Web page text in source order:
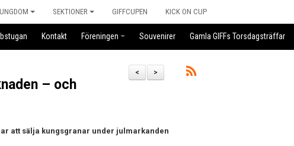
UNGDOM SEKTIONER GIFFCUPEN KICK ON CUP
Kontakt Föreningen Souvenirer Gamla GIFFs Torsdagsträffar
>
<
– och
att sälja kungsgranar under julmarkanden